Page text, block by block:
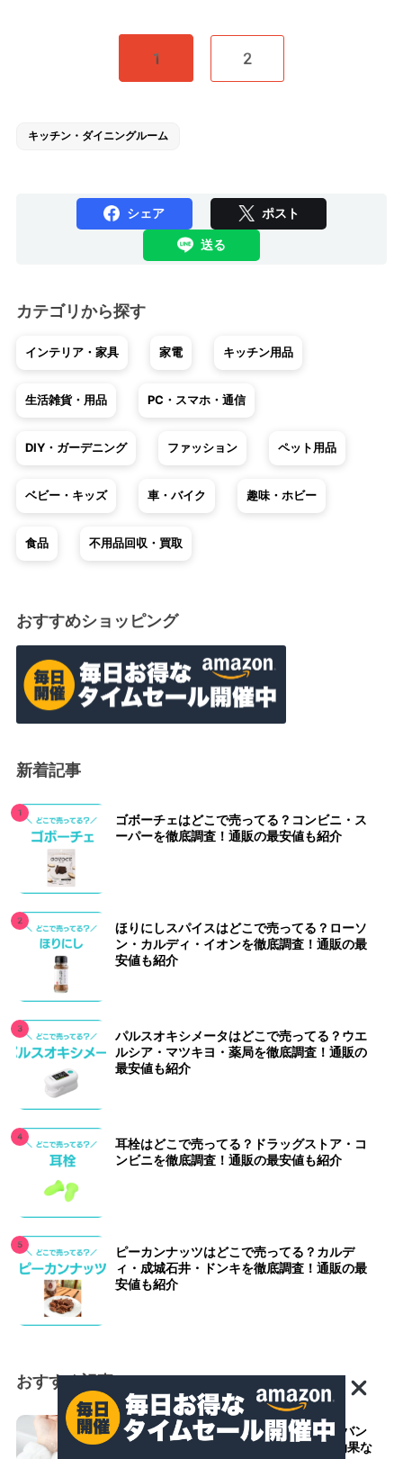
1 2
キッチン・ダイニングルーム
シェア ポスト
送る
カテゴリから探す
インテリア・家具 家電 キッチン用品
生活雑貨・用品 PC・スマホ・通信
DIY・ガーデニング ファッション ペット用品
ベビー・キッズ 車・バイク 趣味・ホビー
食品 不用品回収・買取
おすすめショッピング
新着記事
ゴボーチェはどこで売ってる？コンビニ・ス
ーパーを徹底調査！通販の最安値も紹介
ほりにしスパイスはどこで売ってる？ローソ
ン・カルディ・イオンを徹底調査！通販の最
安値も紹介
パルスオキシメータはどこで売ってる？ウエ
ルシア・マツキヨ・薬局を徹底調査！通販の
最安値も紹介
耳栓はどこで売ってる？ドラッグストア・コ
ンビニを徹底調査！通販の最安値も紹介
ピーカンナッツはどこで売ってる？カルデ
ィ・成城石井・ドンキを徹底調査！通販の最
安値も紹介
おすすめ記事
【ニトリ・無印・ダイソー】洗顔リストバン
ドのおすすめ人気ランキング10選！効果な